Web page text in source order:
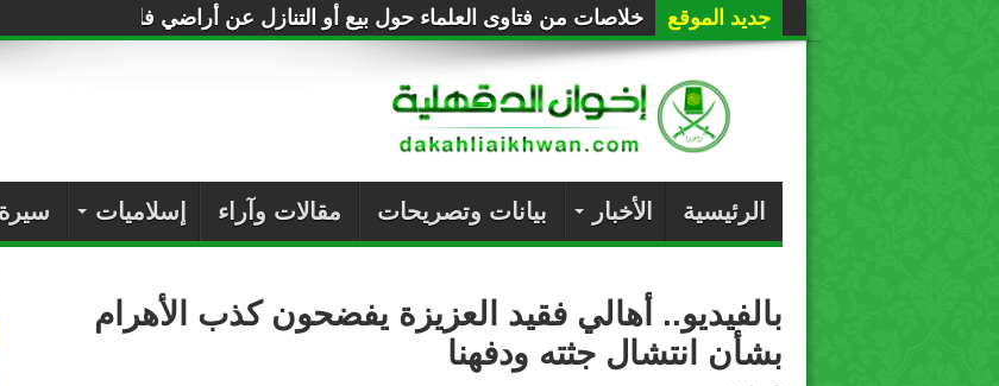
جديد الموقع خلاصات من فتاوى العلماء حول بيع أو التنازل عن أراضي فلسطين للصهاينة
الرئيسية الأخبار بيانات وتصريحات مقالات وآراء إسلاميات
بالفيديو.. أهالي فقيد العزيزة يفضحون كذب الأهرام
بشأن انتشال جثته ودفهنا